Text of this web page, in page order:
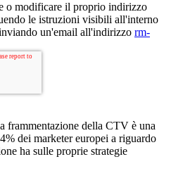
o modificare il proprio indirizzo
le istruzioni visibili all'interno
un'email all'indirizzo rm-
frammentazione della CTV è una
dei marketer europei a riguardo
ha sulle proprie strategie